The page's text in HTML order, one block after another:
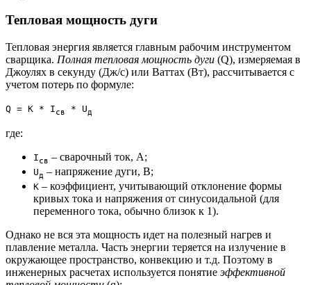
Тепловая мощность дуги
Тепловая энергия является главным рабочим инструментом
сварщика. Полная тепловая мощность дуги (Q), измеряемая в
Джоулях в секунду (Дж/с) или Ваттах (Вт), рассчитывается с
учетом потерь по формуле:
Q = K * Iсв * Uд
где:
Iсв – сварочный ток, А;
Uд – напряжение дуги, В;
K – коэффициент, учитывающий отклонение формы
кривых тока и напряжения от синусоидальной (для
переменного тока, обычно близок к 1).
Однако не вся эта мощность идет на полезный нагрев и
плавление металла. Часть энергии теряется на излучение в
окружающее пространство, конвекцию и т.д. Поэтому в
инженерных расчетах используется понятие эффективной